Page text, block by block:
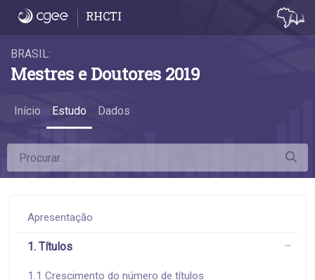
3.1 Desconcentração da pós-graduação -
RHCTI
BRASIL:
Mestres e Doutores 2019
Início Estudo Dados
Apresentação
1. Títulos
1.1 Crescimento do número de títulos